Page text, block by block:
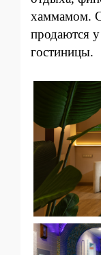
хаммамом.
продаются
гостиницы.